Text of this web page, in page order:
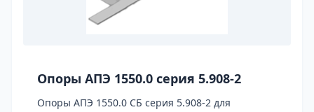
Опоры АПЭ 1550.0 серия 5.908-2
Опоры АПЭ 1550.0 СБ серия 5.908-2 для